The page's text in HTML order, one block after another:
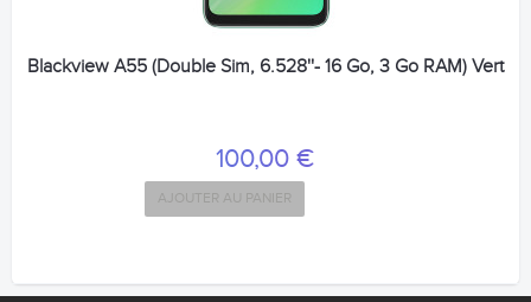
Blackview A55 (Double Sim, 6.528''- 16 Go, 3 Go RAM) Vert
100,00 €
AJOUTER AU PANIER